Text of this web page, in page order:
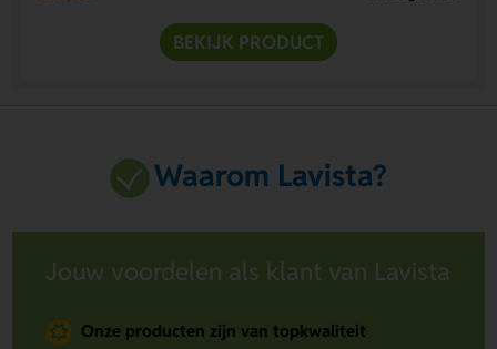
BEKIJK PRODUCT
Waarom Lavista?
Jouw voordelen als klant van Lavista
Onze producten zijn van topkwaliteit